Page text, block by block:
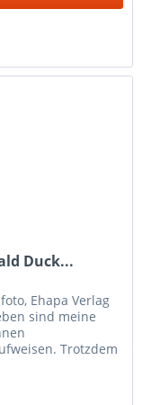
Duck...
Ehapa Verlag
sind meine
Trotzdem